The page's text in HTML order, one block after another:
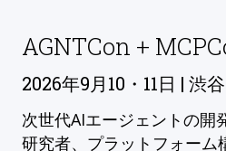
AGNTCon +
2026年9月10・11日 | 渋谷
次世代AIエージェントの開
研究者、プラットフォーム